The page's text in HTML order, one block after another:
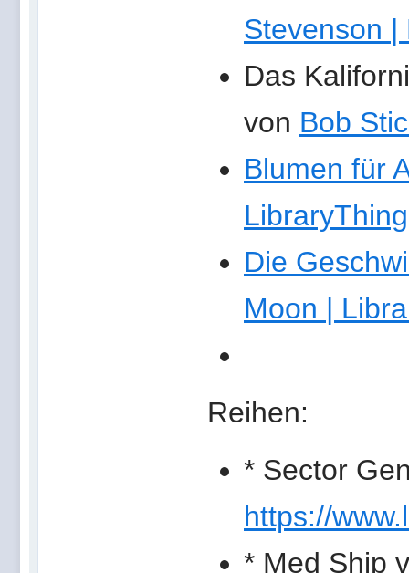
Stevenson |
Das
von Bob
Blumen für
Die
Moon |
Reihen:
* Sector
https://
* Med Ship